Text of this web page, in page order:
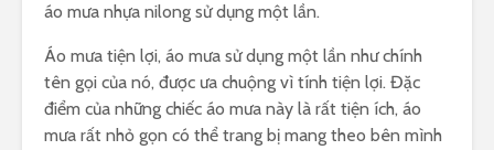
áo mưa nhựa nilong sử dụng một lần.
Áo mưa tiện lợi, áo mưa sử dụng một lần như chính
tên gọi của nó, được ưa chuộng vì tính tiện lợi. Đặc
điểm của những chiếc áo mưa này là rất tiện ích, áo
mưa rất nhỏ gọn có thể trang bị mang theo bên mình